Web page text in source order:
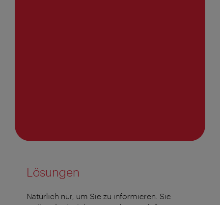
Lösungen
Natürlich nur, um Sie zu informieren. Sie